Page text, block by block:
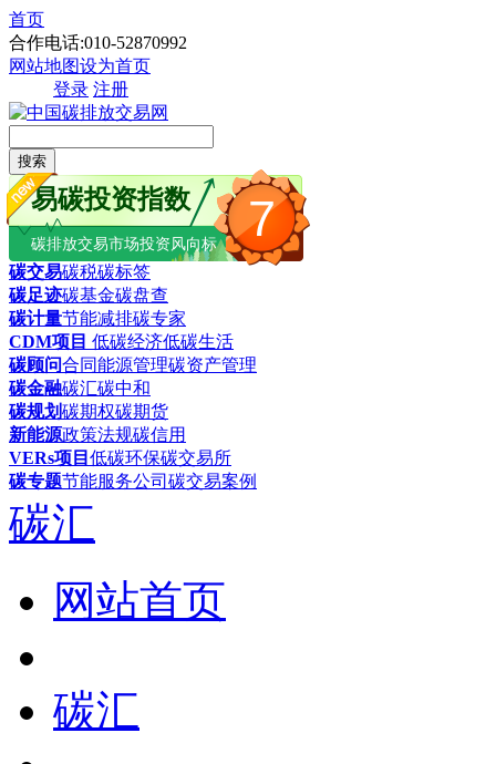
首页
合作电话:010-52870992
网站地图设为首页
登录 注册
搜索
7
易碳投资指数
碳排放交易市场投资风向标
碳交易碳税碳标签
碳足迹碳基金碳盘查
碳计量节能减排碳专家
CDM项目 低碳经济低碳生活
碳顾问合同能源管理碳资产管理
碳金融碳汇碳中和
碳规划碳期权碳期货
新能源政策法规碳信用
VERs项目 低碳环保碳交易所
碳专题节能服务公司 碳交易案例
碳汇
网站首页
碳汇